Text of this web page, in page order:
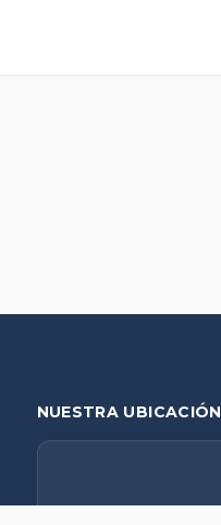
NUESTRA UBICACIÓN